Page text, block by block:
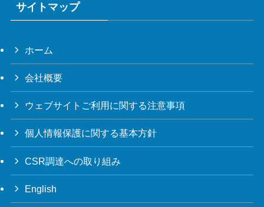
サイトマップ
ホーム
会社概要
ウェブサイトご利用に関する注意事項
個人情報保護に関する基本方針
CSR調達への取り組み
English